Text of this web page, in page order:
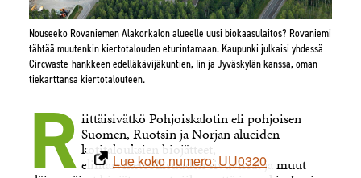
Lue koko numero: UU0320
Nouseeko Rovaniemen Alakorkalon alueelle uusi biokaasulaitos? Rovaniemi
tähtää muutenkin kiertotalouden eturintamaan. Kaupunki julkaisi yhdessä
Circwaste-hankkeen edelläkävijäkuntien, Iin ja Jyväskylän kanssa, oman
tiekarttansa kiertotalouteen.
R iittäisivätkö Pohjoiskalotin eli pohjoisen
Suomen, Ruotsin ja Norjan alueiden
kotitalouksien biojätteet,
elintarviketeollisuuden sivuvirrat ja muut